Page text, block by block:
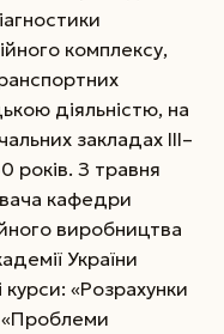
комплексу,
діяльністю, на
закладах ІІІ–
років. З травня
кафедри
виробництва
України
«Розрахунки
«Проблеми